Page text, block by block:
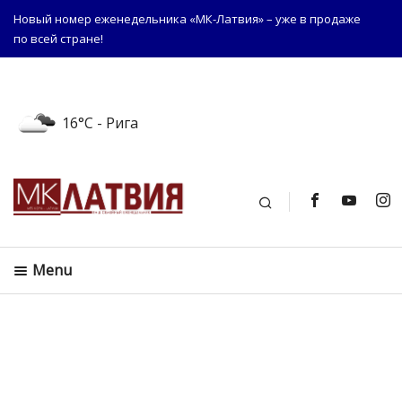
Новый номер еженедельника «МК-Латвия» – уже в продаже
по всей стране!
16°C - Рига
Поиск
Menu